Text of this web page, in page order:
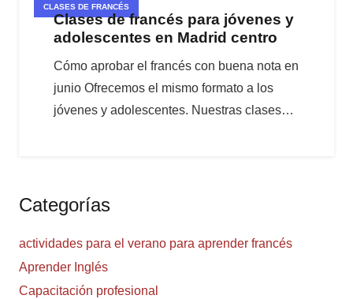
CLASES DE FRANCÉS
Clases de francés para jóvenes y
adolescentes en Madrid centro
Cómo aprobar el francés con buena nota en
junio Ofrecemos el mismo formato a los
jóvenes y adolescentes. Nuestras clases…
Categorías
actividades para el verano para aprender francés
Aprender Inglés
Capacitación profesional